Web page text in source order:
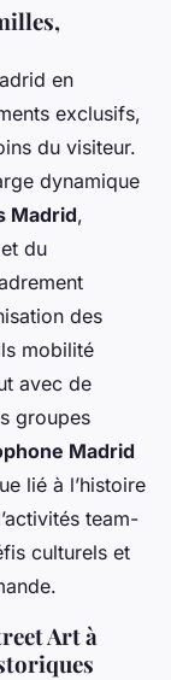
en
exclusifs,
du visiteur.
dynamique
Madrid,
du
des
mobilité
avec de
groupes
Madrid
lié à l’histoire
team-
culturels et
Art à